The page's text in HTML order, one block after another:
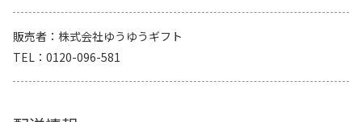
販売者
株式会社ゆうゆうギフト
TEL
0120-096-581